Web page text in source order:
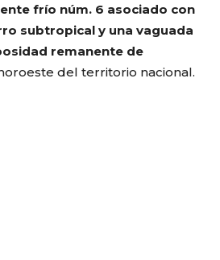
frío núm. 6 asociado con
subtropical y una vaguada
remanente de
del territorio nacional.